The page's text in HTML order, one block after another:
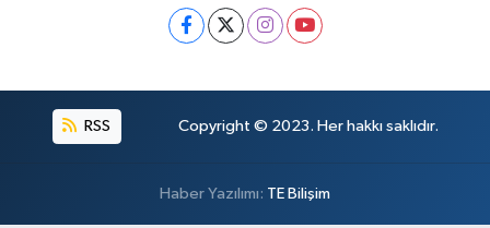
RSS Copyright © 2023. Her hakkı saklıdır.
Haber Yazılımı: TE Bilişim